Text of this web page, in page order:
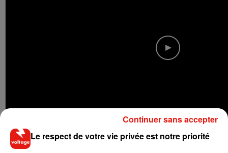
Le respect de votre vie privée est notre priorité
Continuer sans accepter